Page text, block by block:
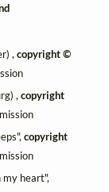
,copyright ©
,copyright
copyright
my heart",